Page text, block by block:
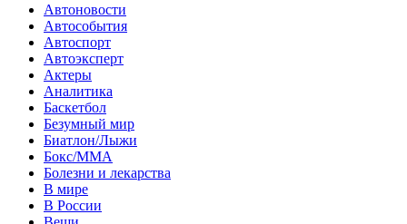
Автоновости
Автособытия
Автоспорт
Автоэксперт
Актеры
Аналитика
Баскетбол
Безумный мир
Биатлон/Лыжи
Бокс/MMA
Болезни и лекарства
В мире
В России